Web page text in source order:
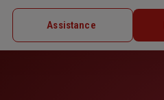
Assistance